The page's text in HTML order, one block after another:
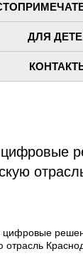
ДЛЯ